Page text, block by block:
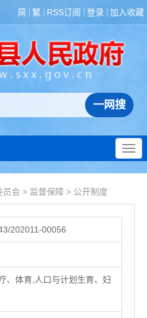
简 繁 RSS订阅 登录 加入收藏
员会 > 监督保障 > 公开制度
202011-00056
、体育,人口与计划生育、妇